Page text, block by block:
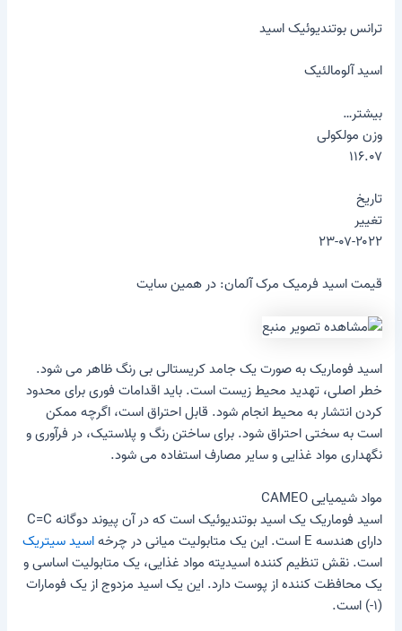
ترانس بوتندیوئیک اسید
اسید آلومالئیک
بیشتر…
وزن مولکولی
۱۱۶.۰۷
تاریخ
تغییر
۲۳-۰۷-۲۰۲۲
قیمت اسید فرمیک مرک آلمان: در همین سایت
اسید فوماریک به صورت یک جامد کریستالی بی رنگ ظاهر می شود.
خطر اصلی، تهدید محیط زیست است. باید اقدامات فوری برای محدود
کردن انتشار به محیط انجام شود. قابل احتراق است، اگرچه ممکن
است به سختی احتراق شود. برای ساختن رنگ و پلاستیک، در فرآوری و
نگهداری مواد غذایی و سایر مصارف استفاده می شود.
مواد شیمیایی CAMEO
اسید فوماریک یک اسید بوتندیوئیک است که در آن پیوند دوگانه C=C
دارای هندسه E است. این یک متابولیت میانی در چرخه
اسید سیتریک
است. نقش تنظیم کننده اسیدیته مواد غذایی، یک متابولیت اساسی و
یک محافظت کننده از پوست دارد. این یک اسید مزدوج از یک فومارات
(۱-) است.